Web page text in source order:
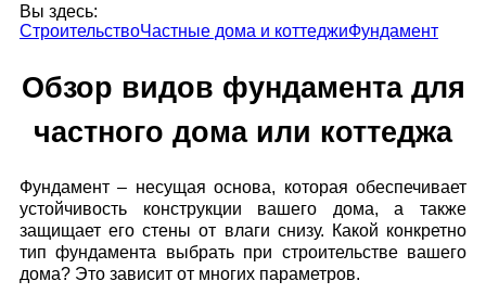
Вы здесь:
СтроительствоЧастные дома и коттеджиФундамент
Обзор видов фундамента для
частного дома или коттеджа
Фундамент – несущая основа, которая обеспечивает
устойчивость конструкции вашего дома, а также
защищает его стены от влаги снизу. Какой конкретно
тип фундамента выбрать при строительстве вашего
дома? Это зависит от многих параметров.